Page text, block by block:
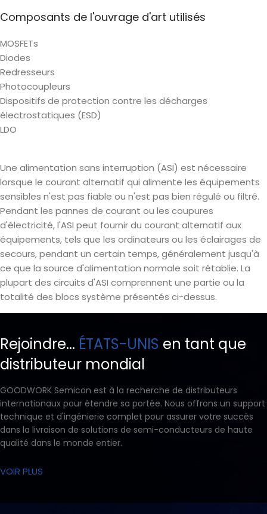
Composants de l'ouvrage d'art utilisés
MOSFETs
Diodes
Redresseurs
Photocoupleurs
Dispositifs de protection contre les décharges
électrostatiques (ESD)
LDO
Une alimentation sans interruption (ASI) est nécessaire
lorsque le courant alternatif qui alimente les équipements
sensibles n'est pas fiable ou n'est pas bien régulé ou filtré.
Pendant les pannes de courant ou les coupures
d'électricité, l'ASI peut fournir du courant alternatif aux
équipements, tels que les ordinateurs ou les éclairages de
secours, pendant un certain temps, généralement jusqu'à
ce que la source d'alimentation normale soit rétablie. La
plupart des circuits d'ASI comprennent une partie ou la
totalité des blocs système présentés ci-dessus.
Rejoindre... ÉTATS-UNIS en tant que
distributeur mondial
GOODWORK Semicon est à la recherche de distributeurs
internationaux pour étendre sa portée. Nous offrons un support
technique et d'ingénierie complet pour assurer votre succès
dans la livraison de solutions de semi-conducteurs de haute
qualité dans le monde entier.
VOIR PLUS